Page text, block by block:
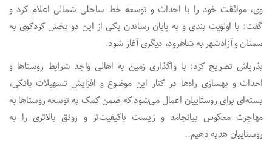
وی، موافقت خود را با احداث و توسعه خط ساحلی شمالی اعلام کرد و
گفت: با اولویت بندی و به پایان رساندن یکی از این دو بخش کردکوی به
سمنان و آزادشهر به شاهرود، دیگری آغاز شود.
بذرپاش تصریح کرد: با واگذاری زمین به اهالی واجد شرایط روستا‌ها و
احداث و بهسازی راه‌ها در کنار این موضوع و افزایش تسهیلات بانکی،
بسته‌ای برای روستاییان اعمال می‌شود که ضمن کمک به توسعه روستا‌ها به
مهاجرت معکوس بیانجامد و زیست باکیفیت‌تر و رونق بالاتری را به
روستاییان هدیه دهیم..